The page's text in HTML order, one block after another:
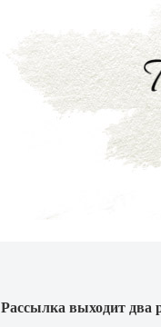
Рассылка выходит два